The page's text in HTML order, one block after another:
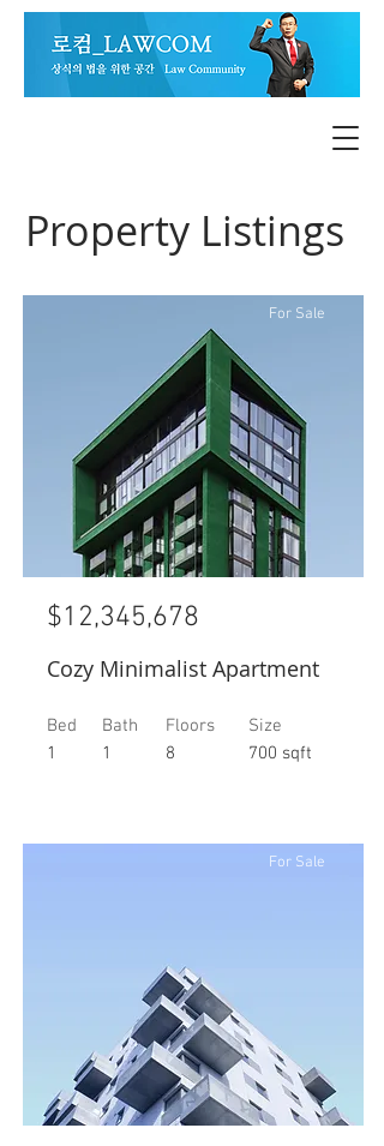
Property Listings
For Sale
$12,345,678
Cozy Minimalist Apartment
Bed
1
Bath
1
Floors
8
Size
700 sqft
For Sale